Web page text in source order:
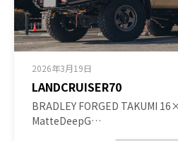
2026年3月19日
LANDCRUISER70
BRADLEY FORGED TAKUMI
MatteDeepG…